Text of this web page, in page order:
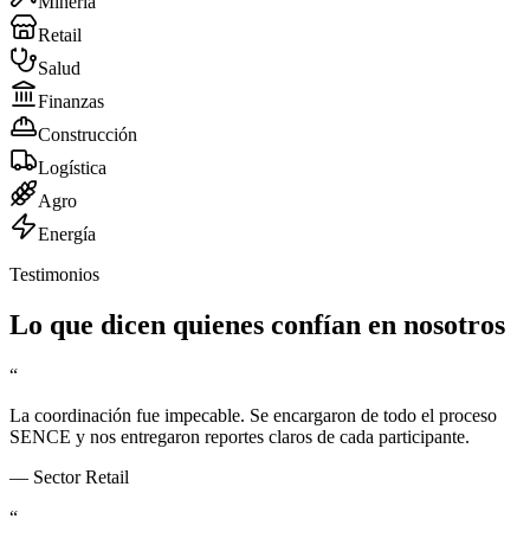
Retail
Salud
Finanzas
Construcción
Logística
Agro
Energía
Testimonios
Lo que dicen quienes confían en nosotros
“
La coordinación fue impecable. Se encargaron de todo el proceso
SENCE y nos entregaron reportes claros de cada participante.
— Sector Retail
“